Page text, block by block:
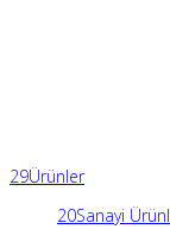
29Ürünler
20Sanayi